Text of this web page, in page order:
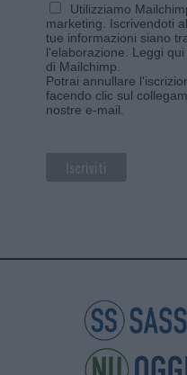
Utilizziamo
marketing. Iscrivendoti
tue informazioni siano
l'elaborazione. Leggi
di Mailchimp
Potrai annullare
facendo clic sul
nostre e-mail.